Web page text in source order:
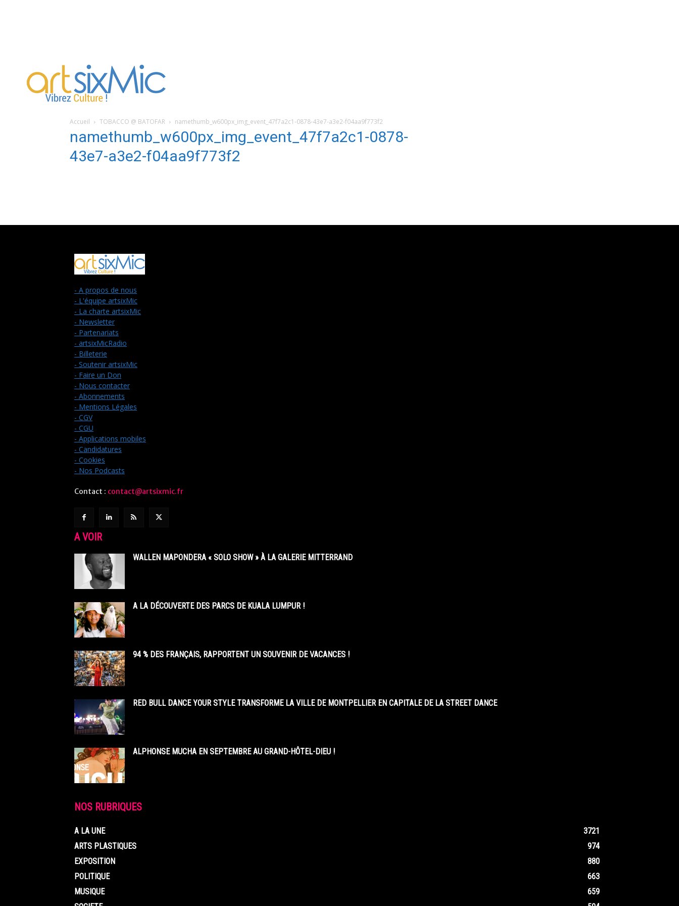
artsixMic
Accueil TOBACCO @ BATOFAR namethumb_w600px_img_event_47f7a2c1-0878-43e7-a3e2-f04aa9f773f2
namethumb_w600px_img_event_47f7a2c1-0878-
43e7-a3e2-f04aa9f773f2
- A propos de nous
- L'équipe artsixMic
- La charte artsixMic
- Newsletter
- Partenariats
- artsixMicRadio
- Billeterie
- Soutenir artsixMic
- Faire un Don
- Nous contacter
- Abonnements
- Mentions Légales
- CGV
- CGU
- Applications mobiles
- Candidatures
- Cookies
- Nos Podcasts
Contact : contact@artsixmic.fr
A VOIR
WALLEN MAPONDERA « SOLO SHOW » À LA GALERIE MITTERRAND
A LA DÉCOUVERTE DES PARCS DE KUALA LUMPUR !
94 % DES FRANÇAIS, RAPPORTENT UN SOUVENIR DE VACANCES !
RED BULL DANCE YOUR STYLE TRANSFORME LA VILLE DE MONTPELLIER EN CAPITALE DE LA STREET DANCE
ALPHONSE MUCHA EN SEPTEMBRE AU GRAND-HÔTEL-DIEU !
NOS RUBRIQUES
A LA UNE
3721
ARTS PLASTIQUES
974
EXPOSITION
880
POLITIQUE
663
MUSIQUE
659